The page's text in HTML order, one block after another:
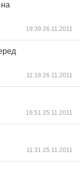
19:39 26.11.2011
11:18 26.11.2011
16:51 25.11.2011
11:31 25.11.2011